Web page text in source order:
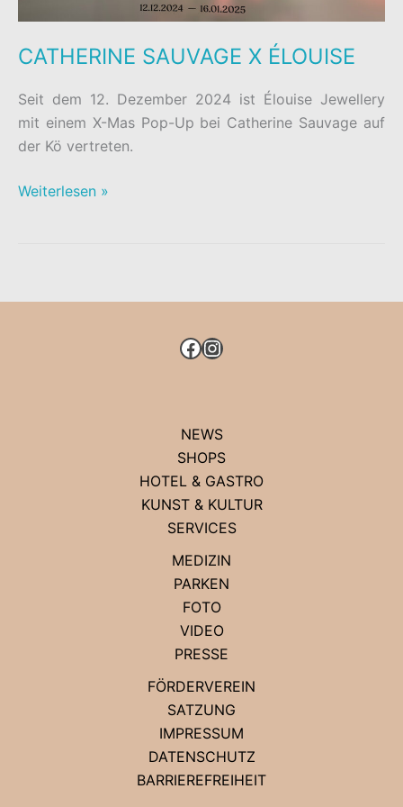
CATHERINE SAUVAGE X ÉLOUISE
Seit dem 12. Dezember 2024 ist Élouise Jewellery
mit einem X-Mas Pop-Up bei Catherine Sauvage auf
der Kö vertreten.
CATHERINE
Weiterlesen »
FACEBOOK
INSTAGRAM
NEWS
SHOPS
HOTEL & GASTRO
KUNST & KULTUR
SERVICES
MEDIZIN
PARKEN
FOTO
VIDEO
PRESSE
FÖRDERVEREIN
SATZUNG
IMPRESSUM
DATENSCHUTZ
BARRIEREFREIHEIT